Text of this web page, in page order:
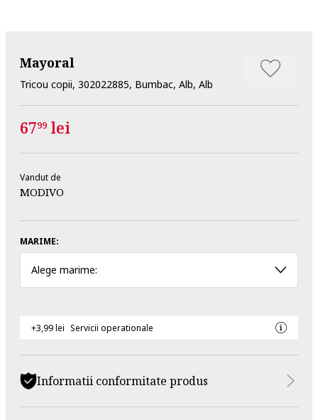
Mayoral
Tricou copii, 302022885, Bumbac, Alb, Alb
6799 lei
Vandut de
MODIVO
MARIME:
Alege marime:
+3,99 lei Servicii operationale
Informatii conformitate produs